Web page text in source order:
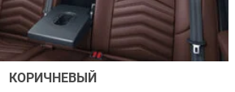
КОРИЧНЕВЫЙ